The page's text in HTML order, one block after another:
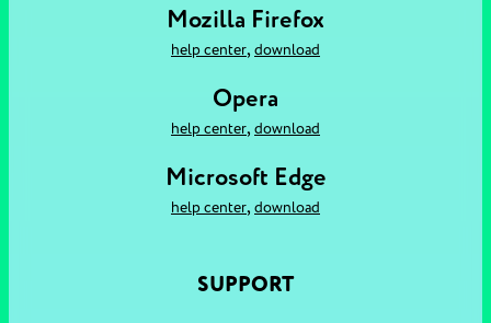
Mozilla Firefox
help center, download
Opera
help center, download
Microsoft Edge
help center, download
SUPPORT